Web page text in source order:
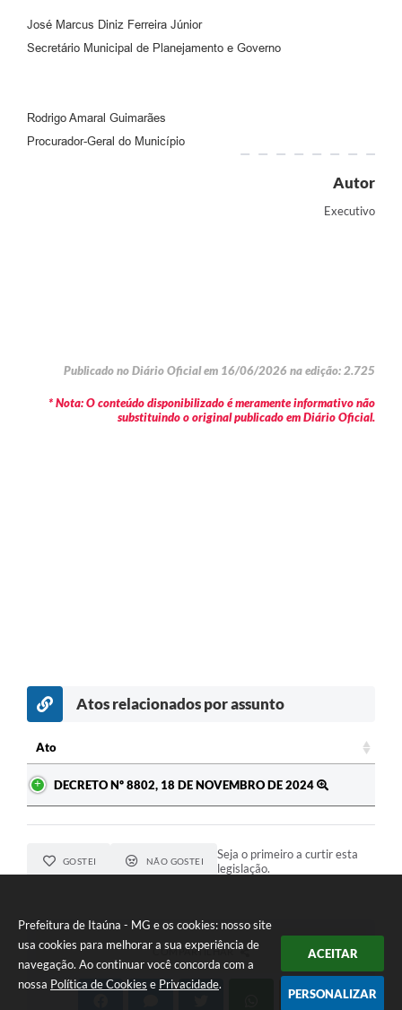
Prefeitura de Itaúna - MG e os cookies: nosso site
usa cookies para melhorar a sua experiência de
navegação. Ao continuar você concorda com a
nossa Política de Cookies e Privacidade.
ACEITAR
PERSONALIZAR
José Marcus Diniz Ferreira Júnior
Secretário Municipal de Planejamento e Governo
Rodrigo Amaral Guimarães
Procurador-Geral do Município
Autor
Executivo
Publicado no Diário Oficial em 16/06/2026 na edição: 2.725
* Nota: O conteúdo disponibilizado é meramente informativo não
substituindo o original publicado em Diário Oficial.
Atos relacionados por assunto
Ato
DECRETO Nº 8802, 18 DE NOVEMBRO DE 2024
GOSTEI NÃO GOSTEI
Seja o primeiro a curtir esta
legislação.
COMPARTILHAR